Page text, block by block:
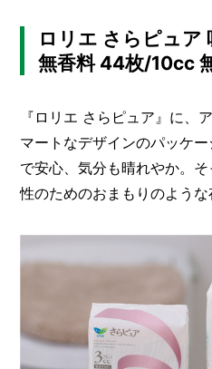
ロリエ さらピュア
無香料 44枚/10cc
『ロリエ さらピュア』に、
マートなデザインのパッケ
で安心、気分も晴れやか。
性のためのおまもりのような